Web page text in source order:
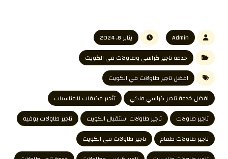
Admin
يناير 8, 2024
خدمة تاجير كراسي وطاولات في الكويت
افضل تاجير طاولات في الكويت
افضل خدمة تاجير كراسي ملكي
تأجير مكيفات للمناسبات
تاجير طاولات
تاجير طاولات استقبال الكويت
تاجير طاولات بوفيه
تاجير طاولات طعام
تاجير طاولات في الكويت